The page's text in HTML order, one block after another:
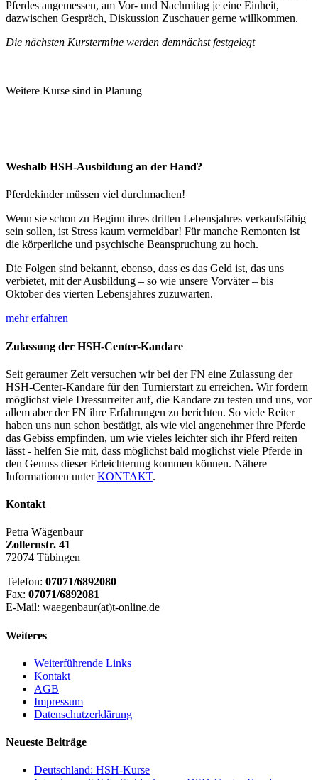
Pferdes angemessen, am Vor- und Nachmitag je eine Einheit,
dazwischen Gespräch, Diskussion Zuschauer gerne willkommen.
Die nächsten Kurstermine werden demnächst festgelegt
Weitere Kurse sind in Planung
Weshalb HSH-Ausbildung an der Hand?
Pferdekinder müssen viel durchmachen!
Wenn sie schon zu Beginn ihres dritten Lebensjahres verkaufsfähig
sein sollen, ist Stress kaum vermeidbar! Für manche Remonten ist
die körperliche und psychische Beanspruchung zu hoch.
Die Folgen sind bekannt, ebenso, dass es das Geld ist, das uns
verbietet, mit der Ausbildung – so wie unsere Vorväter – bis
Oktober des vierten Lebensjahres zuzuwarten.
mehr erfahren
Zulassung der HSH-Center-Kandare
Seit geraumer Zeit versuchen wir bei der FN eine Zulassung der
HSH-Center-Kandare für den Turnierstart zu erreichen. Wir fordern
möglichst viele Dressurreiter auf, die Kandare zu testen und uns, vor
allem aber der FN ihre Erfahrungen zu berichten. So viele Reiter
haben uns nun schon bestätigt, als wie viel angenehmer ihre Pferde
das Gebiss empfinden, um wie vieles leichter sich ihr Pferd reiten
lässt - helfen Sie mit, dass möglichst bald möglichst viele Pferde in
den Genuss dieser Erleichterung kommen können. Nähere
Informationen unterKONTAKT.
Kontakt
Petra Wägenbaur
Zollernstr. 41
72074 Tübingen
Telefon: 07071/6892080
Fax: 07071/6892081
E-Mail: waegenbaur(at)t-online.de
Weiteres
Weiterführende Links
Kontakt
AGB
Impressum
Datenschutzerklärung
Neueste Beiträge
Deutschland: HSH-Kurse